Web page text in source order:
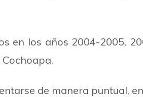
en los años 2004-2005,
de manera puntual,